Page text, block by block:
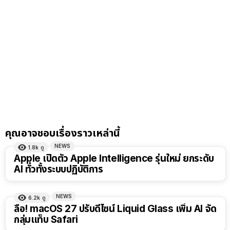
คุณอาจชอบเรื่องราวเหล่านี้
1.8k ดู NEWS
Apple เปิดตัว Apple Intelligence รุ่นใหม่ ยกระดับ
AI ทั่วทั้งระบบปฏิบัติการ
6.2k ดู NEWS
ลือ! macOS 27 ปรับดีไซน์ Liquid Glass เพิ่ม AI จัด
กลุ่มแท็บ Safari